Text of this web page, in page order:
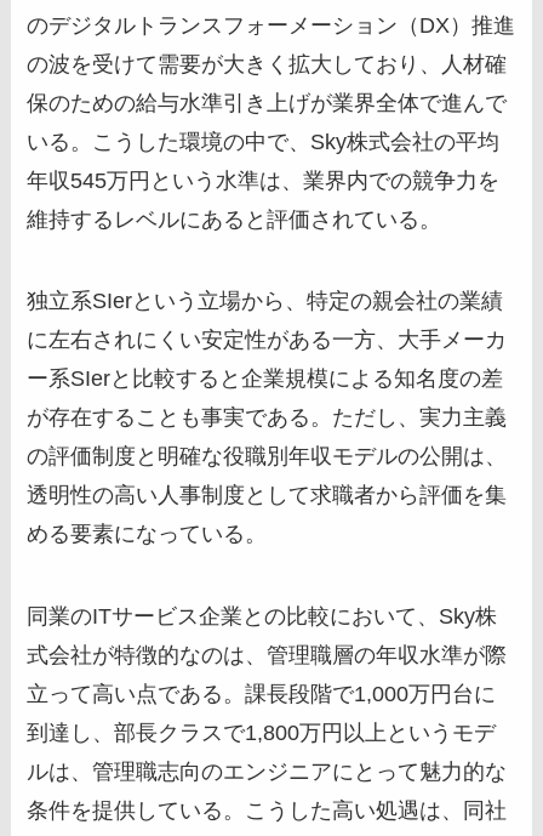
のデジタルトランスフォーメーション（DX）推進
の波を受けて需要が大きく拡大しており、人材確
保のための給与水準引き上げが業界全体で進んで
いる。こうした環境の中で、Sky株式会社の平均
年収545万円という水準は、業界内での競争力を
維持するレベルにあると評価されている。
独立系SIerという立場から、特定の親会社の業績
に左右されにくい安定性がある一方、大手メーカ
ー系SIerと比較すると企業規模による知名度の差
が存在することも事実である。ただし、実力主義
の評価制度と明確な役職別年収モデルの公開は、
透明性の高い人事制度として求職者から評価を集
める要素になっている。
同業のITサービス企業との比較において、Sky株
式会社が特徴的なのは、管理職層の年収水準が際
立って高い点である。課長段階で1,000万円台に
到達し、部長クラスで1,800万円以上というモデ
ルは、管理職志向のエンジニアにとって魅力的な
条件を提供している。こうした高い処遇は、同社